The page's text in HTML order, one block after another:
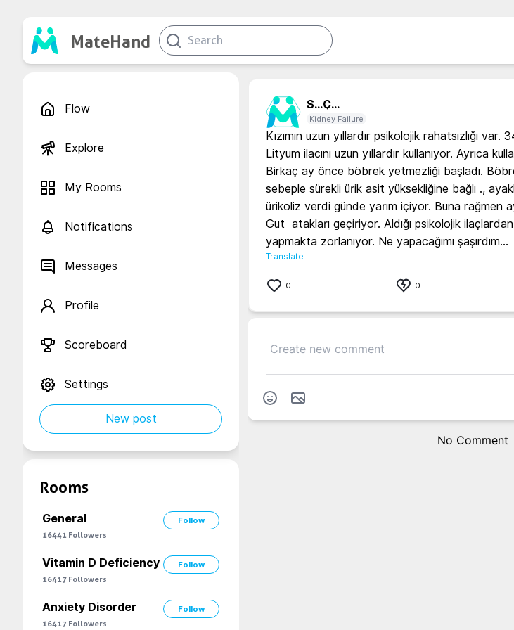
MateHand
Flow
Explore
My Rooms
Notifications
Messages
Profile
Scoreboard
Settings
New post
Rooms
General
Follow
16441 Followers
Vitamin D Deficiency
Follow
16417 Followers
Anxiety Disorder
Follow
16417 Followers
S...Ç...
Kidney Failure
Kızımın uzun yıllardır psikolojik rahatsızlığı
Lityum ilacını uzun yıllardır kullanıyor. Ayrıca
Birkaç ay önce böbrek yetmezliği başladı.
sebeple sürekli ürik asit yüksekliğine bağlı .,
ürikoliz verdi günde yarım içiyor. Buna rağmen
Gut  atakları geçiriyor. Aldığı psikolojik
yapmakta zorlanıyor. Ne yapacağımı şaşırdım...
Translate
0 0
No Comment